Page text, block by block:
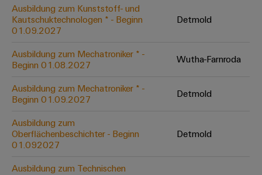
Sicherer
Betrieb
mit
Lösungen
für
Prozessindustrie
Mehr
Ressourceneffizienz
durch
Industrial
IoT
Industrial
Security
Industrial
Service
Platform
easyConnect
Industrial
Ethernet
Touch-
Panels
Engineering-
Visualisierungstools
Energiemessung
und
Digitale
Bestellmöglichkeiten
eShop
OCI-
EDI-
Schnittstelle
finden
Solution
Partner
-
Systemintegratoren
Messen
&
Stellenbörse
Entwicklung
Ausbildung zum Kunststoff- und
Kautschuktechnologen * - Beginn
01.09.2027
Detmold
Ausbildung zum Mechatroniker * -
Beginn 01.08.2027
Wutha-Farnroda
Ausbildung zum Mechatroniker * -
Beginn 01.09.2027
Detmold
Ausbildung zum
Oberflächenbeschichter - Beginn
01.092027
Detmold
Ausbildung zum Technischen